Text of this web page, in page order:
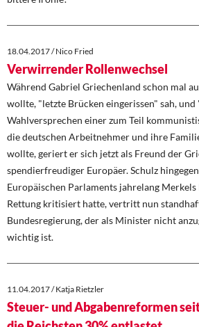
18.04.2017 / Nico Fried
Verwirrender Rollenwechsel
Während Gabriel Griechenland schon mal
wollte, "letzte Brücken eingerissen" sah,
Wahlversprechen einer zum Teil
die deutschen Arbeitnehmer und ihre
wollte, geriert er sich jetzt als Freund der
spendierfreudiger Europäer. Schulz
Europäischen Parlaments jahrelang
Rettung kritisiert hatte, vertritt nun
Bundesregierung, der als Minister nicht
wichtig ist.
11.04.2017 / Katja Rietzler
Steuer- und Abgabenreformen